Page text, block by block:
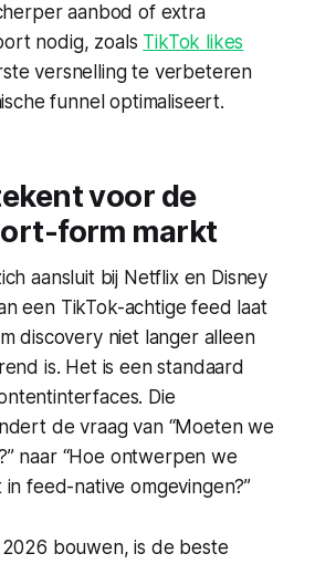
aanbod of extra
nodig, zoals TikTok likes
versnelling te verbeteren
funnel optimaliseert.
voor de
form markt
aansluit bij Netflix en Disney
een TikTok-achtige feed laat
discovery niet langer alleen
is. Het is een standaard
Die
de vraag van “Moeten we
naar “Hoe ontwerpen we
feed-native omgevingen?”
bouwen, is de beste